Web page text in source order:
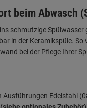
beim Abwasch
schmutzige
in der Keramikspüle.
bei der Pflege Ihrer
Edelstahl